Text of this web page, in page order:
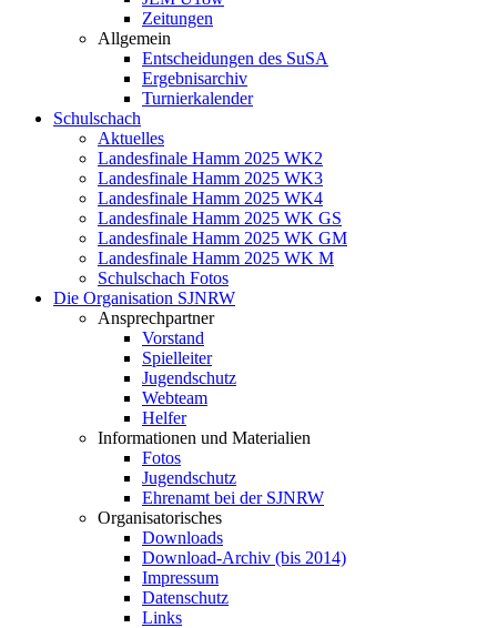
Zeitungen
Allgemein
Entscheidungen des SuSA
Ergebnisarchiv
Turnierkalender
Schulschach
Aktuelles
Landesfinale Hamm 2025 WK2
Landesfinale Hamm 2025 WK3
Landesfinale Hamm 2025 WK4
Landesfinale Hamm 2025 WK GS
Landesfinale Hamm 2025 WK GM
Landesfinale Hamm 2025 WK M
Schulschach Fotos
Die Organisation SJNRW
Ansprechpartner
Vorstand
Spielleiter
Jugendschutz
Webteam
Helfer
Informationen und Materialien
Fotos
Jugendschutz
Ehrenamt bei der SJNRW
Organisatorisches
Downloads
Download-Archiv (bis 2014)
Impressum
Datenschutz
Links